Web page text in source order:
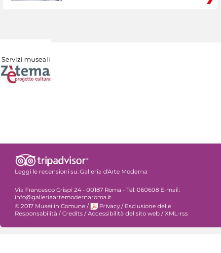
Servizi museali
Leggi le recensioni su: Galleria d'Arte Moderna
Via Francesco Crispi 24 - 00187 Roma - Tel. 060608 E-mail:
info@galleriaartemodernaroma.it
© 2017 Musei in Comune / Privacy / Esclusione delle
Responsabilità /Credits /Accessibilità del sito web /XML-rss